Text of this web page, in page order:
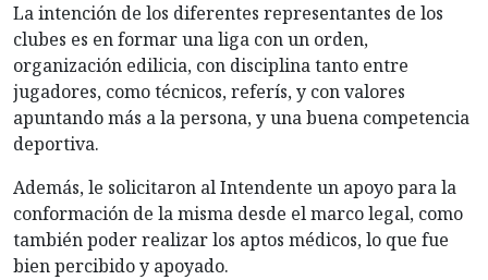
La intención de los diferentes representantes de los
clubes es en formar una liga con un orden,
organización edilicia, con disciplina tanto entre
jugadores, como técnicos, referís, y con valores
apuntando más a la persona, y una buena competencia
deportiva.
Además, le solicitaron al Intendente un apoyo para la
conformación de la misma desde el marco legal, como
también poder realizar los aptos médicos, lo que fue
bien percibido y apoyado.